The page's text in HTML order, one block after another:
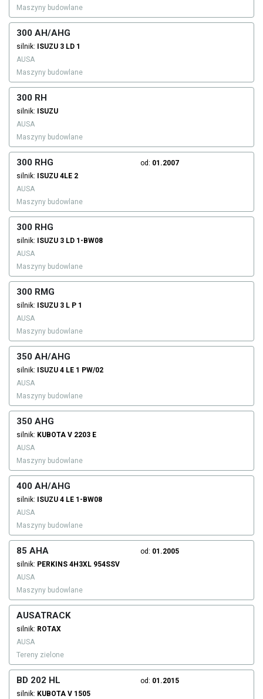
Maszyny budowlane
300 AH/AHG
silnik: ISUZU 3 LD 1
AUSA
Maszyny budowlane
300 RH
silnik:
ISUZU
AUSA
Maszyny budowlane
300 RHG od: 01.2007
silnik:
ISUZU 4LE 2
AUSA
Maszyny budowlane
300 RHG
silnik: ISUZU 3 LD 1-BW08
AUSA
Maszyny budowlane
300 RMG
silnik: ISUZU 3 L P 1
AUSA
Maszyny budowlane
350 AH/AHG
silnik: ISUZU 4 LE 1 PW/02
AUSA
Maszyny budowlane
350 AHG
silnik: KUBOTA V 2203 E
AUSA
Maszyny budowlane
400 AH/AHG
silnik: ISUZU 4 LE 1-BW08
AUSA
Maszyny budowlane
85 AHA od: 01.2005
silnik: PERKINS 4H3XL 954SSV
AUSA
Maszyny budowlane
AUSATRACK
silnik: ROTAX
AUSA
Tereny zielone
BD 202 HL od: 01.2015
silnik: KUBOTA V 1505